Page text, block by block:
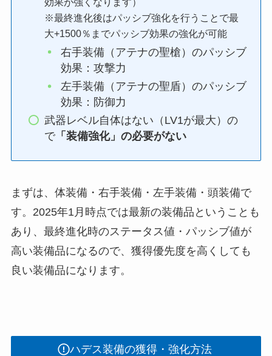
※最終進化後はパッシブ強化を行うことで最
大+1500％までパッシブ効果の強化が可能
右手装備（アテナの聖槍）のパッシブ
効果：攻撃力
左手装備（アテナの聖盾）のパッシブ
効果：防御力
武器レベル自体はない（LV1が最大）の
で「装備強化」の必要がない
まずは、体装備・右手装備・左手装備・頭装備で
す。2025年1月時点では最新の装備品ということも
あり、最終進化時のステータス値・パッシブ値が
高い装備品になるので、獲得優先度を高くしても
良い装備品になります。
ハデス装備の獲得・強化方法